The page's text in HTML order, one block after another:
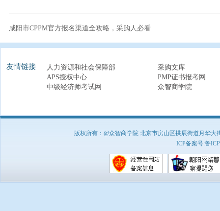
咸阳市CPPM官方报名渠道全攻略，采购人必看
友情链接 人力资源和社会保障部
采购文库
APS授权中心
PMP证书报考网
中级经济师考试网
众智商学院
版权所有：@众智商学院 北京市房山区拱辰街道月华
ICP备案号:鲁